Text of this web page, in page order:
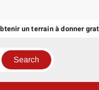
un terrain à donner